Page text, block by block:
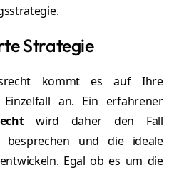
Strategie
kommt es auf Ihre
an. Ein erfahrener
wird daher den Fall
und die ideale
Egal ob es um die